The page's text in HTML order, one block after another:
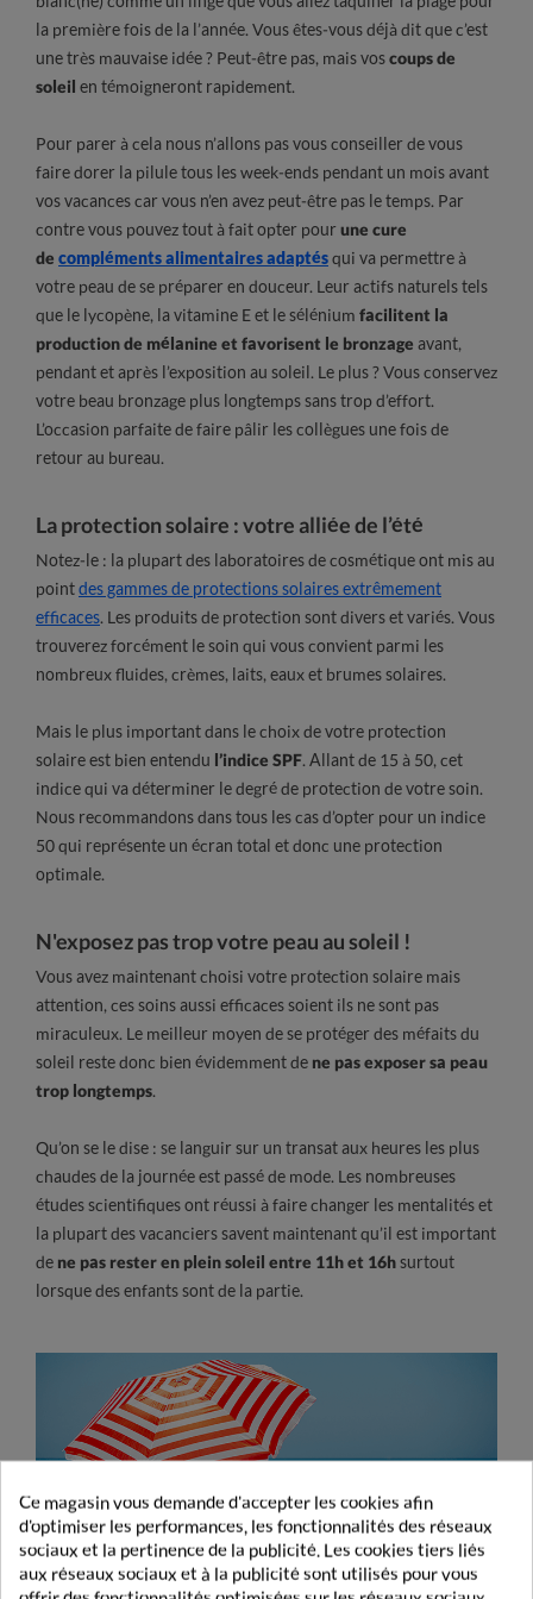
la première fois de la l’année. Vous êtes-vous déjà dit que c’est
une très mauvaise idée ? Peut-être pas, mais voscoups de
soleil en témoigneront rapidement.
Pour parer à cela nous n’allons pas vous conseiller de vous
faire dorer la pilule tous les week-ends pendant un mois avant
vos vacances car vous n’en avez peut-être pas le temps. Par
contre vous pouvez tout à fait opter pour une cure
de compléments alimentaires adaptésqui va permettre à
votre peau de se préparer en douceur. Leur actifs naturels tels
que le lycopène, la vitamine E et le sélénium facilitent la
production de mélanine et favorisent le bronzage avant,
pendant et après l’exposition au soleil. Le plus ? Vous conservez
votre beau bronzage plus longtemps sans trop d’effort.
L’occasion parfaite de faire pâlir les collègues une fois de
retour au bureau.
La protection solaire : votre alliée de l’été
Notez-le : la plupart des laboratoires de cosmétique ont mis au
pointdes gammes de protections solaires extrêmement
efficaces. Les produits de protection sont divers et variés. Vous
trouverez forcément le soin qui vous convient parmi les
nombreux fluides, crèmes, laits, eaux et brumes solaires.
Mais le plus important dans le choix de votre protection
solaire est bien entendu l’indice SPF. Allant de 15 à 50, cet
indice qui va déterminer le degré de protection de votre soin.
Nous recommandons dans tous les cas d’opter pour un indice
50 qui représente un écran total et donc une protection
optimale.
N'exposez pas trop votre peau au soleil !
Vous avez maintenant choisi votre protection solaire mais
attention, ces soins aussi efficaces soient ils ne sont pas
miraculeux. Le meilleur moyen de se protéger des méfaits du
soleil reste donc bien évidemment de ne pas exposer sa peau
trop longtemps.
Qu’on se le dise : se languir sur un transat aux heures les plus
chaudes de la journée est passé de mode. Les nombreuses
études scientifiques ont réussi à faire changer les mentalités et
la plupart des vacanciers savent maintenant qu’il est important
de ne pas rester en plein soleil entre 11h et 16hsurtout
lorsque des enfants sont de la partie.
Ce magasin vous demande d'accepter les cookies afin
d'optimiser les performances, les fonctionnalités des réseaux
sociaux et la pertinence de la publicité. Les cookies tiers liés
aux réseaux sociaux et à la publicité sont utilisés pour vous